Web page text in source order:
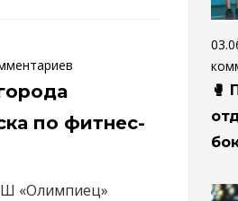
по фитнес-
«Олимпиец»
🥊